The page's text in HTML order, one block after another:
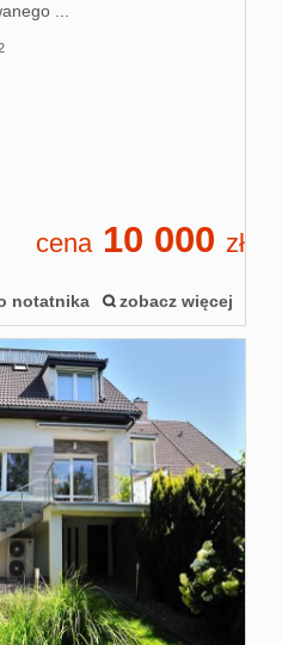
...
cena10 000 zł
notatnika zobacz więcej